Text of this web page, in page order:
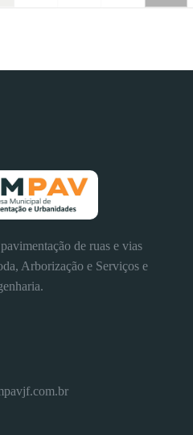
de ruas e vias
Arborização e Serviços e